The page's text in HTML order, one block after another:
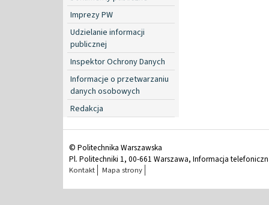
Imprezy PW
Udzielanie informacji
publicznej
Inspektor Ochrony Danych
Informacje o przetwarzaniu
danych osobowych
Redakcja
© Politechnika Warszawska
Pl. Politechniki 1, 00-661 Warszawa, Informacja
Kontakt Mapa strony